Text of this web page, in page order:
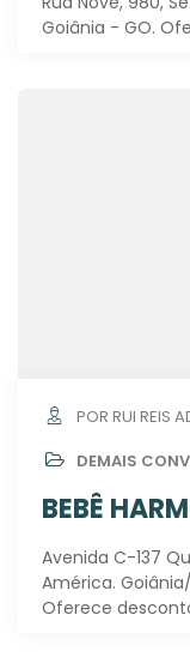
Goiânia - GO.
POR RUI REIS
DEMAIS
BEBÊ
Avenida C-137
América.
Oferece